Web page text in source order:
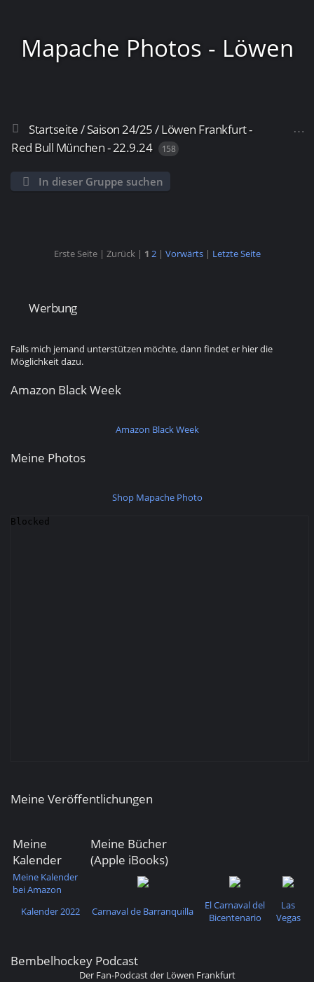
Mapache Photos - Löwen
Frankfurt
Startseite/Saison 24/25/Löwen Frankfurt -
Red Bull München - 22.9.24
158
In dieser Gruppe suchen
Erste Seite | Zurück | 1 2 | Vorwärts | Letzte Seite
Werbung
Falls mich jemand unterstützen möchte, dann findet er hier die
Möglichkeit dazu.
Amazon Black Week
Amazon Black Week
Meine Photos
Shop Mapache Photo
Meine Veröffentlichungen
Meine
Kalender
Meine Bücher
(Apple iBooks)
Meine Kalender
bei Amazon
Kalender 2022
Carnaval de Barranquilla
El Carnaval del
Bicentenario
Las
Vegas
Bembelhockey Podcast
Der Fan-Podcast der Löwen Frankfurt